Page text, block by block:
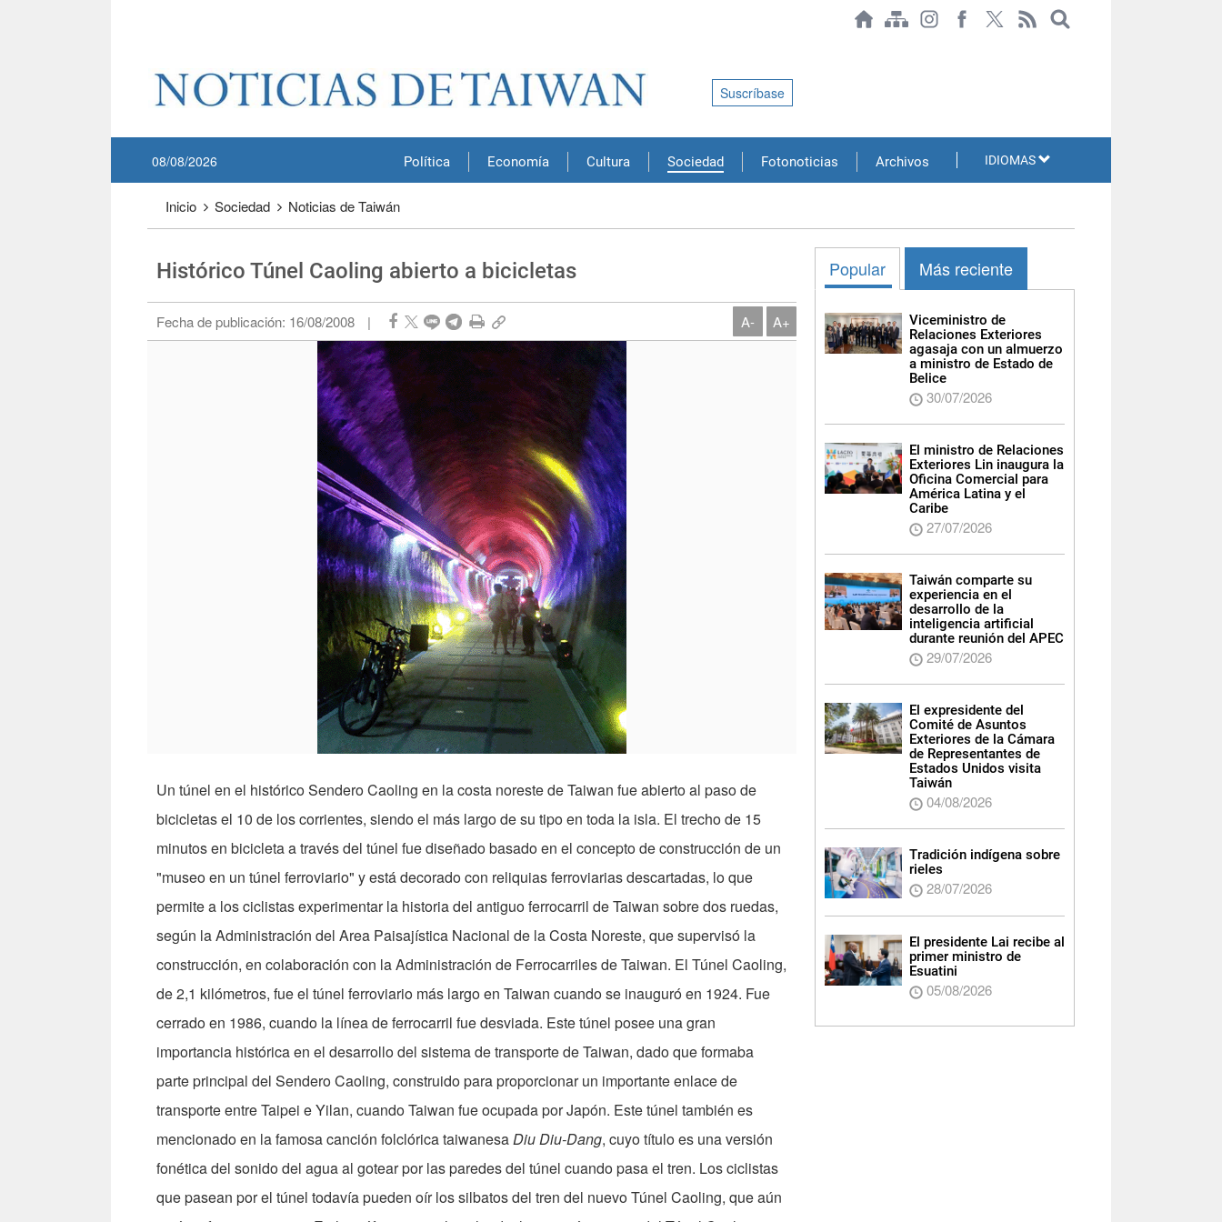
Política Economía Cultura Sociedad Fotonoticias Archivos
08/08/2026
Suscríbase
IDIOMAS
Inicio Sociedad Noticias de Taiwán
Histórico Túnel Caoling abierto a bicicletas
Fecha de publicación: 16/08/2008 | A- A+
Un túnel en el histórico Sendero Caoling en la costa noreste de Taiwan fue abierto al paso de
bicicletas el 10 de los corrientes, siendo el más largo de su tipo en toda la isla. El trecho de 15
minutos en bicicleta a través del túnel fue diseñado basado en el concepto de construcción de un
"museo en un túnel ferroviario" y está decorado con reliquias ferroviarias descartadas, lo que
permite a los ciclistas experimentar la historia del antiguo ferrocarril de Taiwan sobre dos ruedas,
según la Administración del Area Paisajística Nacional de la Costa Noreste, que supervisó la
construcción, en colaboración con la Administración de Ferrocarriles de Taiwan. El Túnel Caoling,
de 2,1 kilómetros, fue el túnel ferroviario más largo en Taiwan cuando se inauguró en 1924. Fue
cerrado en 1986, cuando la línea de ferrocarril fue desviada. Este túnel posee una gran
importancia histórica en el desarrollo del sistema de transporte de Taiwan, dado que formaba
parte principal del Sendero Caoling, construido para proporcionar un importante enlace de
transporte entre Taipei e Yilan, cuando Taiwan fue ocupada por Japón. Este túnel también es
mencionado en la famosa canción folclórica taiwanesaDiu Diu-Dang, cuyo título es una versión
fonética del sonido del agua al gotear por las paredes del túnel cuando pasa el tren. Los ciclistas
que pasean por el túnel todavía pueden oír los silbatos del tren del nuevo Túnel Caoling, que aún
Popular Más reciente
Viceministro de
Relaciones Exteriores
agasaja con un almuerzo
a ministro de Estado de
Belice
30/07/2026
El ministro de Relaciones
Exteriores Lin inaugura la
Oficina Comercial para
América Latina y el
Caribe
27/07/2026
Taiwán comparte su
experiencia en el
desarrollo de la
inteligencia artificial
durante reunión del APEC
29/07/2026
El expresidente del
Comité de Asuntos
Exteriores de la Cámara
de Representantes de
Estados Unidos visita
Taiwán
04/08/2026
Tradición indígena sobre
rieles
28/07/2026
El presidente Lai recibe al
primer ministro de
Esuatini
05/08/2026